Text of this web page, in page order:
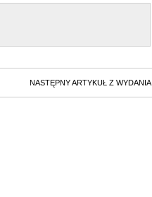
NASTĘPNY ARTYKUŁ Z WYDANIA